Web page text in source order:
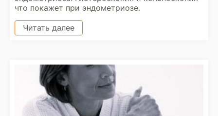
что покажет при эндометриозе.
Читать далее